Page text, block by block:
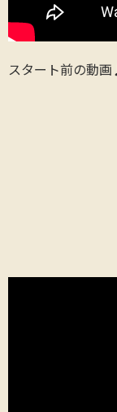
スタート前の動